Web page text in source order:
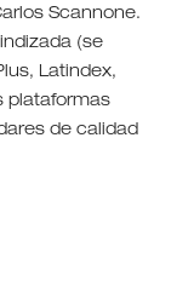
Scannone.
(se
Latindex,
plataformas
de calidad